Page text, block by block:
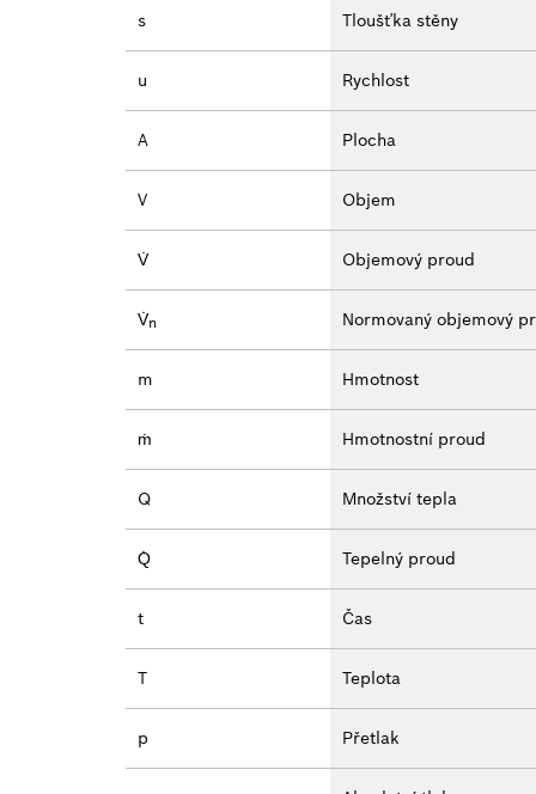
s Tloušťka stěny
u Rychlost
A Plocha
V Objem
V̇ Objemový proud
V̇n Normovaný objemový
m Hmotnost
ṁ Hmotnostní proud
Q Množství tepla
Q̇ Tepelný proud
t Čas
T Teplota
p Přetlak